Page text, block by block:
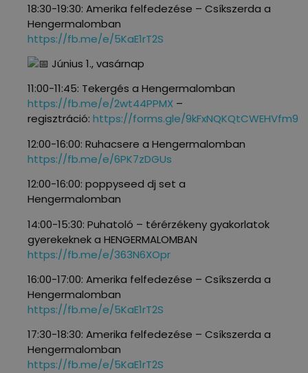
18:30-19:30: Amerika felfedezése – Csíkszerda a
Hengermalomban
https://fb.me/e/5KaE1rT2S
Június 1., vasárnap
11:00-11:45: Tekergés a Hengermalomban
https://fb.me/e/2wt44PPMX –
regisztráció: https://forms.gle/9kFxNQKQtCWEHVfm9
12:00-16:00: Ruhacsere a Hengermalomban
https://fb.me/e/6PK7zDGUs
12:00-16:00: poppyseed dj set a
Hengermalomban
14:00-15:30: Puhatoló – térérzékeny gyakorlatok
gyerekeknek a HENGERMALOMBAN
https://fb.me/e/363N6XOpr
16:00-17:00: Amerika felfedezése – Csíkszerda a
Hengermalomban
https://fb.me/e/5KaE1rT2S
17:30-18:30: Amerika felfedezése – Csíkszerda a
Hengermalomban
https://fb.me/e/5KaE1rT2S